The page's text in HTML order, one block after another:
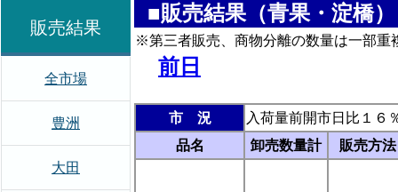
■販売結果（青果・淀橋）
※第三者販売、商物分離の数量は一部重
前日
市 況
入荷量前開市日比１６
品名
卸売数量計 販売方法
販売結果
全市場
豊洲
大田